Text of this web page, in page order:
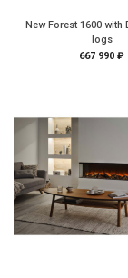
New Forest 1600 with
logs
667 990 ₽